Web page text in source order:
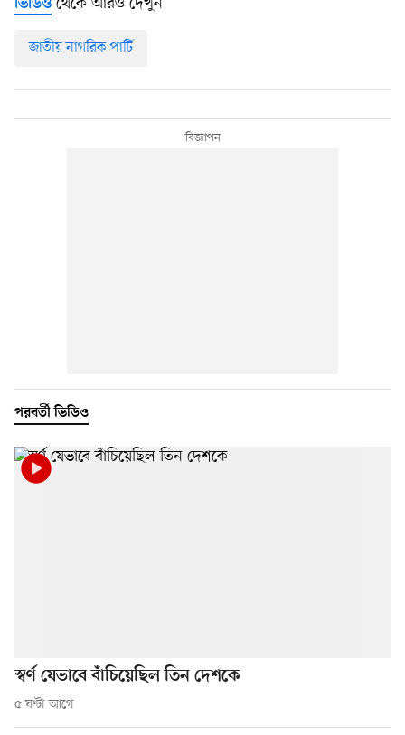
ভিডিও
জাতীয় নাগরিক পার্টি
পরবর্তী ভিডিও
স্বর্ণ যেভাবে বাঁচিয়েছিল তিন দেশকে
৫ ঘণ্টা আগে